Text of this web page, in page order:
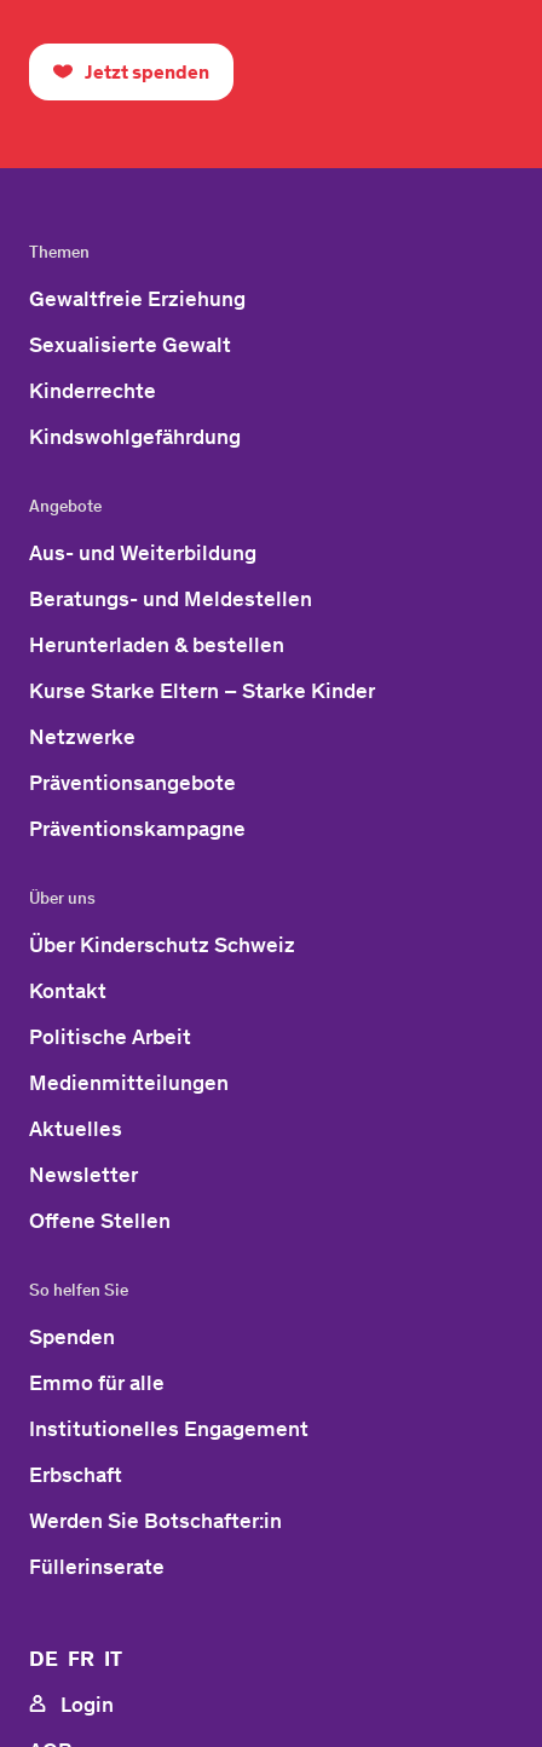
Jetzt spenden
Themen
Gewaltfreie Erziehung
Sexualisierte Gewalt
Kinderrechte
Kindswohlgefährdung
Angebote
Aus- und Weiterbildung
Beratungs- und Meldestellen
Herunterladen & bestellen
Kurse Starke Eltern – Starke Kinder
Netzwerke
Präventionsangebote
Präventionskampagne
Über uns
Über Kinderschutz Schweiz
Kontakt
Politische Arbeit
Medienmitteilungen
Aktuelles
Newsletter
Offene Stellen
So helfen Sie
Spenden
Emmo für alle
Institutionelles Engagement
Erbschaft
Werden Sie Botschafter:in
Füllerinserate
DE FR IT
Login